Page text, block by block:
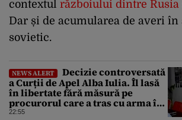
contextul războiului dintre Rusia
Dar și de acumularea de averi în
sovietic.
NEWS ALERT
Decizie controversată
a Curții de Apel Alba Iulia. Îl lasă
în libertate fără măsură pe
procurorul care a tras cu arma în
fuga sa de poliție
22:55